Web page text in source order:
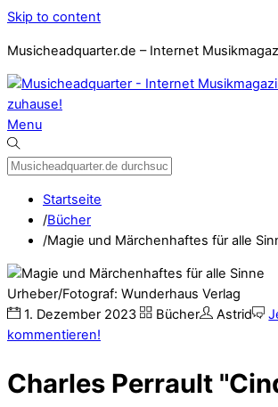
Skip to content
Musicheadquarter.de – Internet
Menu
Startseite
/Bücher
/Magie und Märchenhaftes für alle
Urheber/Fotograf: Wunderhaus Verlag
1. Dezember 2023 Bücher Astrid
kommentieren!
Charles Perrault